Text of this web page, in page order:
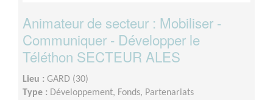
Animateur de secteur : Mobiliser -
Communiquer - Développer le
Téléthon SECTEUR ALES
Lieu : GARD (30)
Type : Développement, Fonds, Partenariats